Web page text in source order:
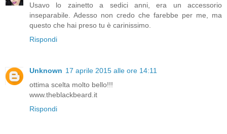
Usavo lo zainetto a sedici anni, era un accessorio
inseparabile. Adesso non credo che farebbe per me, ma
questo che hai preso tu è carinissimo.
Rispondi
Unknown 17 aprile 2015 alle ore 14:11
ottima scelta molto bello!!!
www.theblackbeard.it
Rispondi